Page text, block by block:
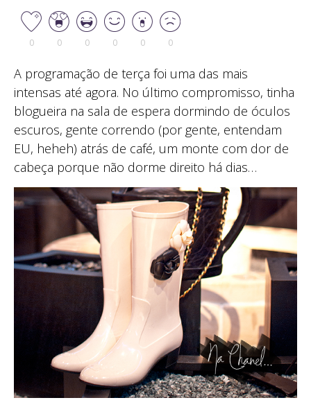
0 0 0 0 0 0
A programação de terça foi uma das mais
intensas até agora. No último compromisso, tinha
blogueira na sala de espera dormindo de óculos
escuros, gente correndo (por gente, entendam
EU, heheh) atrás de café, um monte com dor de
cabeça porque não dorme direito há dias…